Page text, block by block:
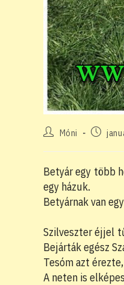
PostMóni
Post
Betyár egy több
egy házuk.
Betyárnak van
Szilveszter éjjel
Bejárták egész
Tesóm azt
A neten is